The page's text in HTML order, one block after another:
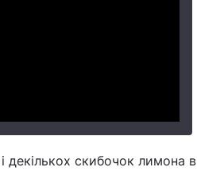
скибочок лимона в